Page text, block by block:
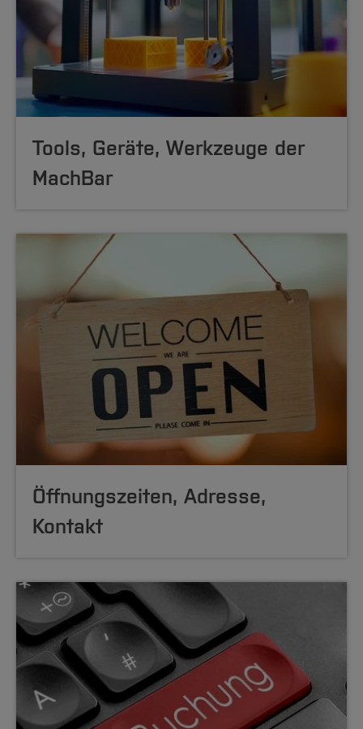
Tools, Geräte, Werkzeuge der
MachBar
Öffnungszeiten, Adresse,
Kontakt